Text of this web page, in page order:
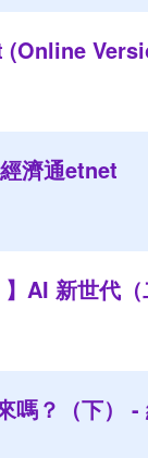
(Online
濟通etnet
】AI 新世代
嗎？（下）